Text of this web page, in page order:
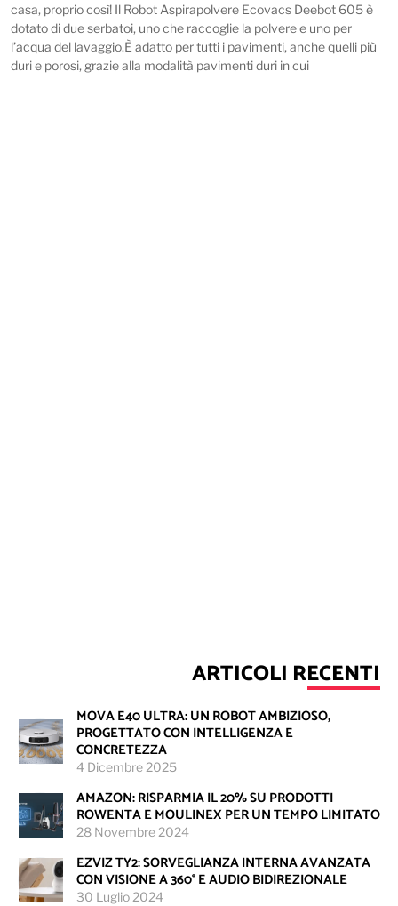
casa, proprio così! Il Robot Aspirapolvere Ecovacs Deebot 605 è
dotato di due serbatoi, uno che raccoglie la polvere e uno per
l’acqua del lavaggio.È adatto per tutti i pavimenti, anche quelli più
duri e porosi, grazie alla modalità pavimenti duri in cui
ARTICOLI RECENTI
MOVA E40 ULTRA: UN ROBOT AMBIZIOSO,
PROGETTATO CON INTELLIGENZA E
CONCRETEZZA
4 Dicembre 2025
AMAZON: RISPARMIA IL 20% SU PRODOTTI
ROWENTA E MOULINEX PER UN TEMPO LIMITATO
28 Novembre 2024
EZVIZ TY2: SORVEGLIANZA INTERNA AVANZATA
CON VISIONE A 360° E AUDIO BIDIREZIONALE
30 Luglio 2024